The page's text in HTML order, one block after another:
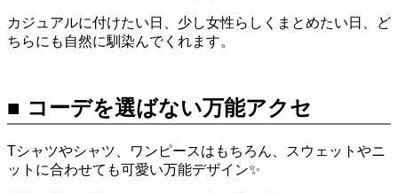
カジュアルに付けたい日、少し女性らしくまとめたい日、ど
ちらにも自然に馴染んでくれます。
■ コーデを選ばない万能アクセ
Tシャツやシャツ、ワンピースはもちろん、スウェットやニ
ットに合わせても可愛い万能デザイン✨